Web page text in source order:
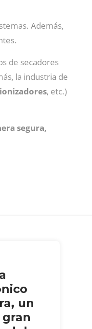
Además,
de secadores
la industria de
, etc.)
segura,
un